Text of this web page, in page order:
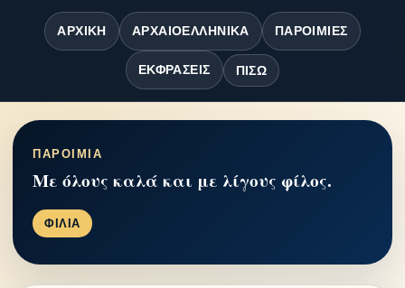
ΑΡΧΙΚΉ ΑΡΧΑΙΟΕΛΛΗΝΙΚΆ ΠΑΡΟΙΜΊΕΣ
ΕΚΦΡΆΣΕΙΣ ΠΊΣΩ
ΠΑΡΟΙΜΙΑ
Με όλους καλά και με λίγους φίλος.
ΦΙΛΙΑ